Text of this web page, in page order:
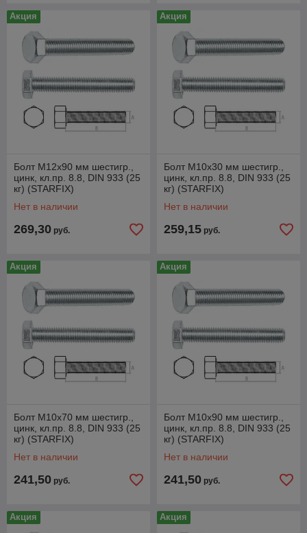
Акция
Болт М12х90 мм шестигр.,
цинк, кл.пр. 8.8, DIN 933 (25
кг) (STARFIX)
Нет в наличии
269,30 руб.
Акция
Болт М10х30 мм шестигр.,
цинк, кл.пр. 8.8, DIN 933 (25
кг) (STARFIX)
Нет в наличии
259,15 руб.
Акция
Болт М10х70 мм шестигр.,
цинк, кл.пр. 8.8, DIN 933 (25
кг) (STARFIX)
Нет в наличии
241,50 руб.
Акция
Болт М10х90 мм шестигр.,
цинк, кл.пр. 8.8, DIN 933 (25
кг) (STARFIX)
Нет в наличии
241,50 руб.
Акция Акция